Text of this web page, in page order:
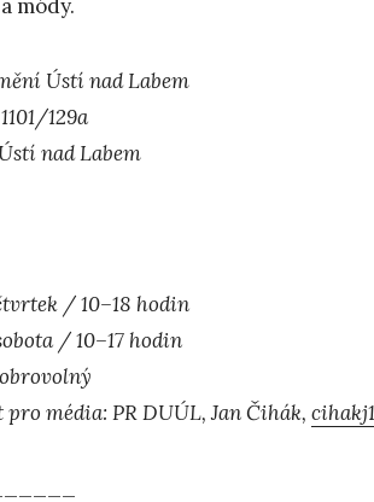
módy.
Ústí nad Labem
129a
nad Labem
/ 10–18 hodin
/ 10–17 hodin
pro média: PR DUÚL, Jan Čihák,